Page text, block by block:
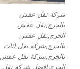
شركة نقل عفش
بالخرج,نقل عفش
الخرج,نقل عفش
بالخرج,شركة نقل اثاث
بالخرج,شركة نقل عفش
الخرج,افضل شركة نقل